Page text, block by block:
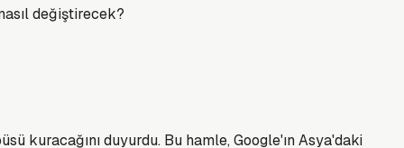
değiştirecek?
kuracağını duyurdu. Bu hamle, Google'ın Asya'daki